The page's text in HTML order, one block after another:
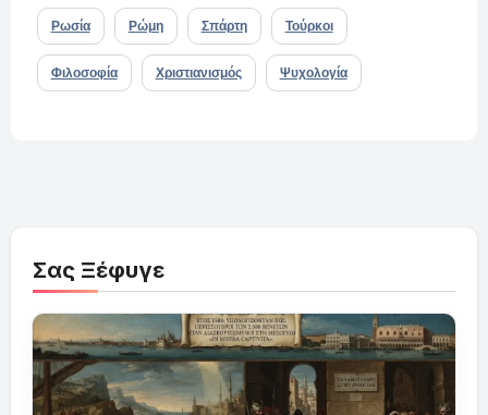
Ρωσία Ρώμη Σπάρτη Τούρκοι
Φιλοσοφία Χριστιανισμός Ψυχολογία
Σας Ξέφυγε